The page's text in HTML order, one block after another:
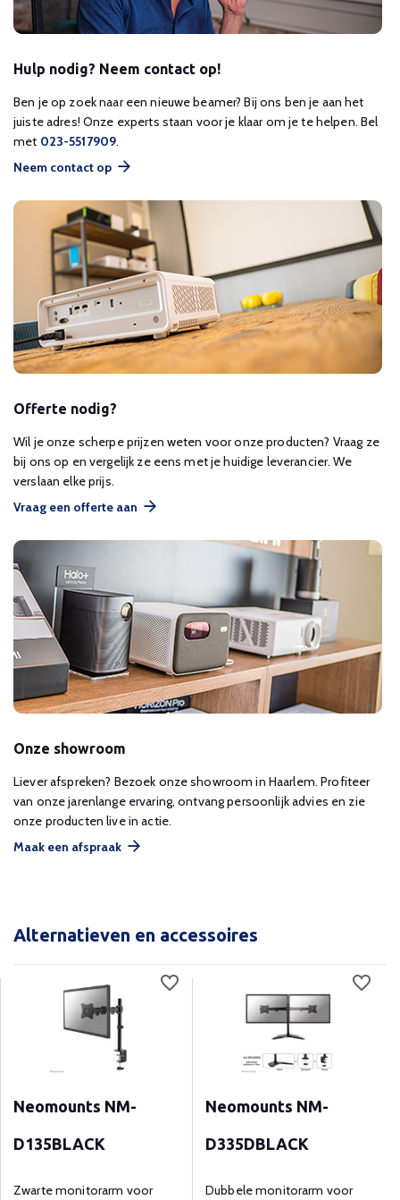
Hulp nodig? Neem contact op!
Ben je op zoek naar een nieuwe beamer? Bij ons ben je aan het
juiste adres! Onze experts staan voor je klaar om je te helpen. Bel
met 023-5517909.
Neem contact op
Offerte nodig?
Wil je onze scherpe prijzen weten voor onze producten? Vraag ze
bij ons op en vergelijk ze eens met je huidige leverancier. We
verslaan elke prijs.
Vraag een offerte aan
Onze showroom
Liever afspreken? Bezoek onze showroom in Haarlem. Profiteer
van onze jarenlange ervaring, ontvang persoonlijk advies en zie
onze producten live in actie.
Maak een afspraak
Alternatieven en accessoires
Neomounts NM-
D135BLACK
Zwarte monitorarm voor
Neomounts NM-
D335DBLACK
Dubbele monitorarm voor